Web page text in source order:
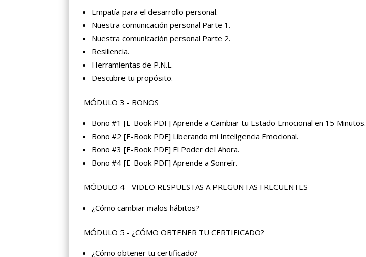
Empatía para el desarrollo personal.
Nuestra comunicación personal Parte 1.
Nuestra comunicación personal Parte 2.
Resiliencia.
Herramientas de P.N.L.
Descubre tu propósito.
MÓDULO 3 - BONOS
Bono #1 [E-Book PDF] Aprende a Cambiar tu Estado Emocional en 15 Minutos.
Bono #2 [E-Book PDF] Liberando mi Inteligencia Emocional.
Bono #3 [E-Book PDF] El Poder del Ahora.
Bono #4 [E-Book PDF] Aprende a Sonreír.
MÓDULO 4 - VIDEO RESPUESTAS A PREGUNTAS FRECUENTES
¿Cómo cambiar malos hábitos?
MÓDULO 5 - ¿CÓMO OBTENER TU CERTIFICADO?
¿Cómo obtener tu certificado?